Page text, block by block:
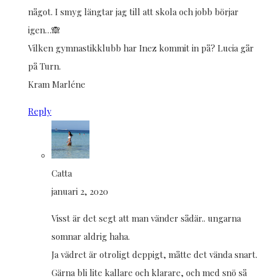
något. I smyg längtar jag till att skola och jobb börjar
igen…🙈
Vilken gymnastikklubb har Inez kommit in på? Lucia går
på Turn.
Kram Marléne
Reply
Catta
januari 2, 2020
Visst är det segt att man vänder sådär.. ungarna
somnar aldrig haha.
Ja vädret är otroligt deppigt, måtte det vända snart.
Gärna bli lite kallare och klarare, och med snö så